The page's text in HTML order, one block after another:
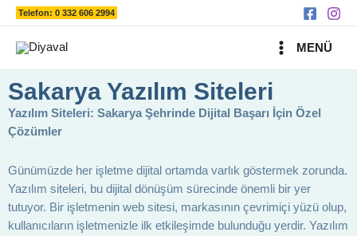
İçeriğeTelefon: 0 332 606 2994
MAIN
MENÜ
Sakarya Yazılım Siteleri
Yazılım Siteleri: Sakarya Şehrinde Dijital Başarı İçin Özel
Çözümler
Günümüzde her işletme dijital ortamda varlık göstermek zorunda.
Yazılım siteleri, bu dijital dönüşüm sürecinde önemli bir yer
tutuyor. Bir işletmenin web sitesi, markasının çevrimiçi yüzü olup,
kullanıcıların işletmenizle ilk etkileşimde bulunduğu yerdir. Yazılım
Ara